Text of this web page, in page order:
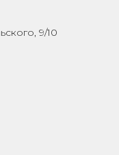
9/10